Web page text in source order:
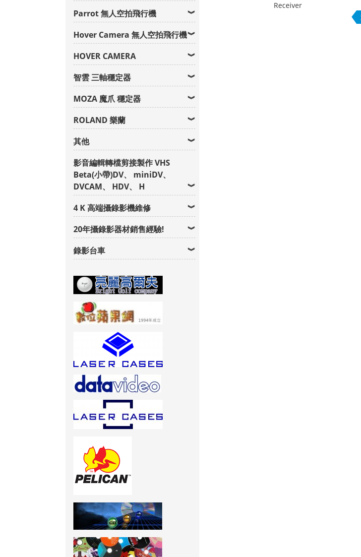
Parrot 無人空拍飛行機
Hover Camera 無人空拍飛行機
HOVER CAMERA
智雲 三軸穩定器
MOZA 魔爪 穩定器
ROLAND 樂蘭
其他
影音編輯轉檔剪接製作 VHS
Beta(小帶)DV、 miniDV、
DVCAM、 HDV、 H
4 K 高端攝錄影機維修
20年攝錄影器材銷售經驗!
錄影台車
Receiver